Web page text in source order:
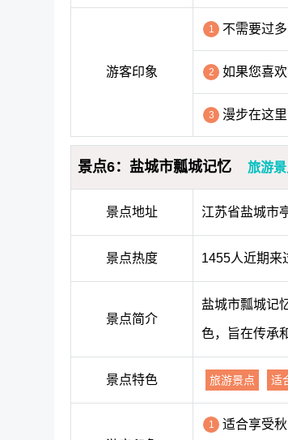
游客印象
1 不需要过
2 如果您喜
3 漫步在这
景点6：盐城市瓢城记忆 旅游
景点地址 江苏省盐城市
景点热度 1455人近期来
景点简介
盐城市瓢城记
色，旨在传承
景点特色 旅游景点 适
1 适合享受